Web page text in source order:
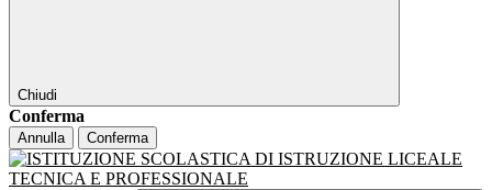
Chiudi
Conferma
Annulla Conferma